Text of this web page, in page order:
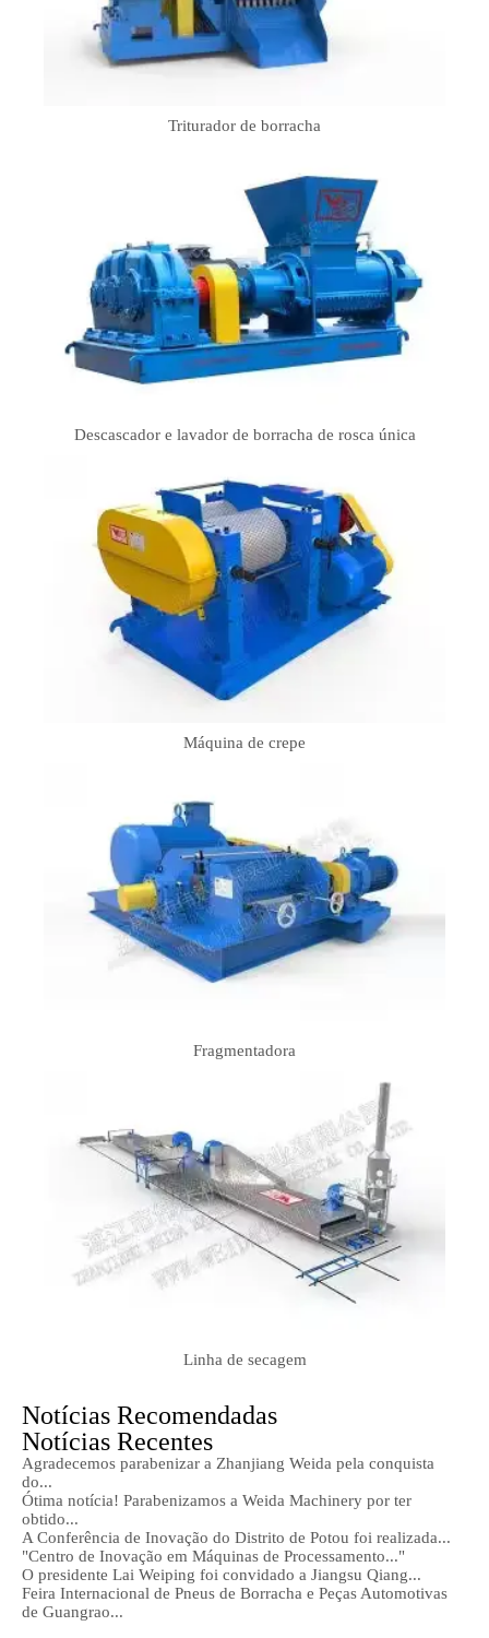
Triturador de borracha
Descascador e lavador de borracha de rosca única
Máquina de crepe
Fragmentadora
Linha de secagem
Notícias Recomendadas
Notícias Recentes
Agradecemos parabenizar a Zhanjiang Weida pela conquista
do...
Ótima notícia! Parabenizamos a Weida Machinery por ter
obtido...
A Conferência de Inovação do Distrito de Potou foi realizada...
"Centro de Inovação em Máquinas de Processamento..."
O presidente Lai Weiping foi convidado a Jiangsu Qiang...
Feira Internacional de Pneus de Borracha e Peças Automotivas
de Guangrao...